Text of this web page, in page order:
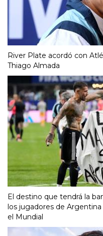
River Plate acordó con
Thiago Almada
El destino que tendrá la
los jugadores de
el Mundial